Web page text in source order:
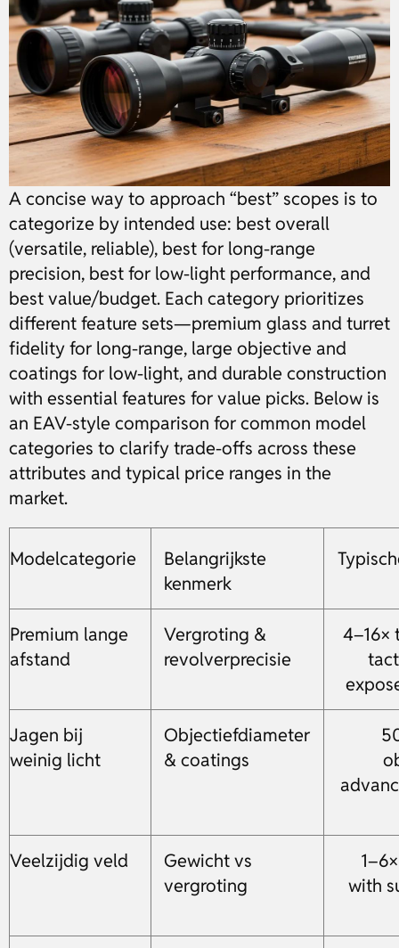
A concise way to approach “best” scopes is to
categorize by intended use: best overall
(versatile, reliable), best for long-range
precision, best for low-light performance, and
best value/budget. Each category prioritizes
different feature sets—premium glass and turret
fidelity for long-range, large objective and
coatings for low-light, and durable construction
with essential features for value picks. Below is
an EAV-style comparison for common model
categories to clarify trade-offs across these
attributes and typical price ranges in the
market.
Modelcategorie
Belangrijkste
kenmerk
Premium lange
afstand
Vergroting &
revolverprecisie
4–16×
Jagen bij
weinig licht
Objectiefdiameter
& coatings
Veelzijdig veld
Gewicht vs
vergroting
with